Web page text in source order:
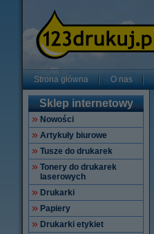
Strona główna O nas
Sklep internetowy
Nowości
Artykuły biurowe
Tusze do drukarek
Tonery do drukarek
laserowych
Drukarki
Papiery
Drukarki etykiet